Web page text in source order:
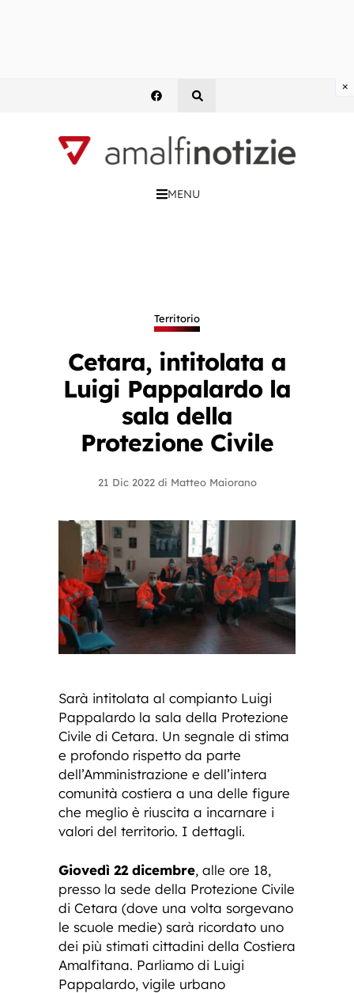
MENU
Territorio
Cetara, intitolata a
Luigi Pappalardo la
sala della
Protezione Civile
21 Dic 2022 di Matteo Maiorano
Sarà intitolata al compianto Luigi
Pappalardo la sala della Protezione
Civile di Cetara. Un segnale di stima
e profondo rispetto da parte
dell’Amministrazione e dell’intera
comunità costiera a una delle figure
che meglio è riuscita a incarnare i
valori del territorio. I dettagli.
Giovedì 22 dicembre, alle ore 18,
presso la sede della Protezione Civile
di Cetara (dove una volta sorgevano
le scuole medie) sarà ricordato uno
dei più stimati cittadini della Costiera
Amalfitana. Parliamo di Luigi
Pappalardo, vigile urbano
×